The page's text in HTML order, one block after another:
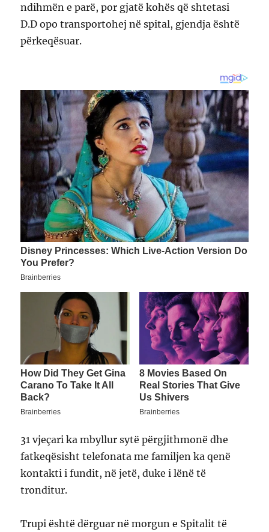
ndihmën e parë, por gjatë kohës që shtetasi
D.D opo transportohej në spital, gjendja është
përkeqësuar.
31 vjeçari ka mbyllur sytë përgjithmonë dhe
fatkeqësisht telefonata me familjen ka qenë
kontakti i fundit, në jetë, duke i lënë të
tronditur.
Trupi është dërguar në morgun e Spitalit të